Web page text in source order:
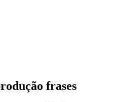
frases